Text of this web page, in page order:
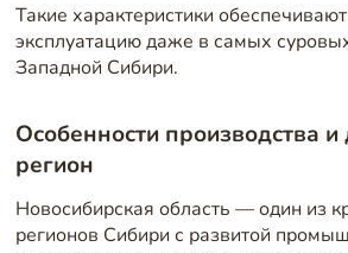
Такие характеристики
эксплуатацию даже в самых
Западной Сибири.
Особенности производства и
регион
Новосибирская область — один из
регионов Сибири с развитой